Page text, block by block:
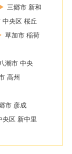
三郷市 新和
中央区 桜丘
草加市 稲荷
八潮市 中央
高州
市 彦成
央区 新中里